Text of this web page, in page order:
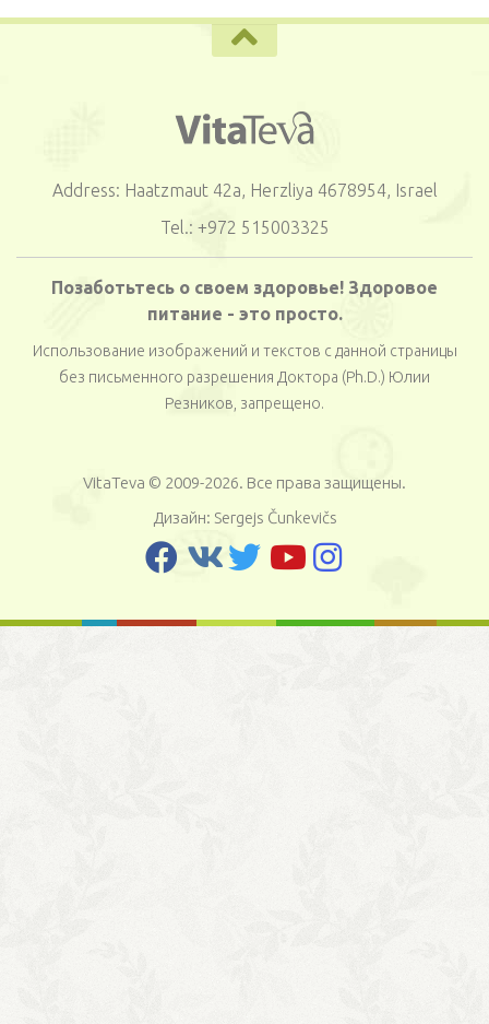
Address: Haatzmaut 42a, Herzliya 4678954, Israel
Tel.: +972 515003325
Позаботьтесь о своем здоровье! Здоровое
питание - это просто.
Использование изображений и текстов с данной страницы
без письменного разрешения Доктора (Ph.D.) Юлии
Резников, запрещено.
VitaTeva © 2009-2026. Все права защищены.
Дизайн: Sergejs Čunkevičs